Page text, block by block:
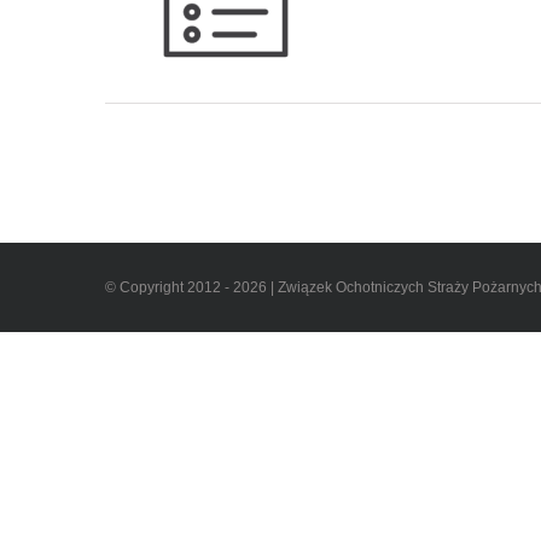
© Copyright 2012 - 2026 | Związek Ochotniczych Straży